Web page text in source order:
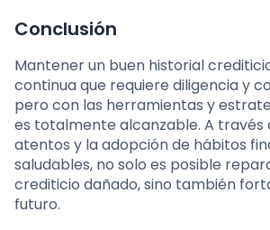
Conclusión
Mantener un buen historial
continua que requiere diligencia y
pero con las herramientas y
es totalmente alcanzable. A través
atentos y la adopción de hábitos
saludables, no solo es posible
crediticio dañado, sino también
futuro.